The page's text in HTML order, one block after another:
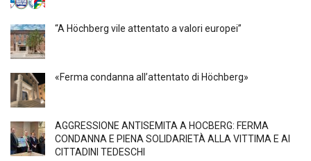
“A Höchberg vile attentato a valori europei”
«Ferma condanna all’attentato di Höchberg»
AGGRESSIONE ANTISEMITA A HÖCBERG: FERMA
CONDANNA E PIENA SOLIDARIETÀ ALLA VITTIMA E AI
CITTADINI TEDESCHI